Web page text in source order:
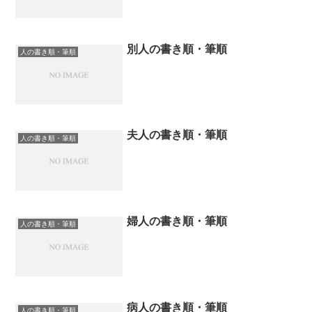
人の書き順・筆順 別人の書き順・筆順
人の書き順・筆順 夫人の書き順・筆順
人の書き順・筆順 婦人の書き順・筆順
人の書き順・筆順 病人の書き順・筆順